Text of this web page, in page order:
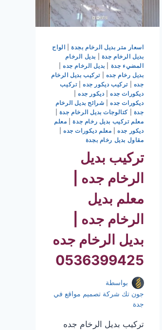
اسعار متر بديل الرخام بجدة| الواح
بديل الرخام جدة
بديل الرخام
المضيء جدة
بديل الرخام جده
بديل رخام جده
تركيب بديل الرخام
جده
تركيب ديكور جده|تركيب
ديكورات جده| ديكور جده
ديكورات جده| شرائح بديل الرخام
جدة
كتالوجات بديل الرخام جدة
معلم تركيب بديل رخام جدة| معلم
ديكور جده| معلم ديكورات جده
مقاول بديل رخام بجدة
تركيب بديل
الرخام جده |
معلم بديل
الرخام جده |
بديل الرخام جده
0536399425
بواسطة
جون تك شركة تصميم مواقع في
جدة
تركيب بديل الرخام جده